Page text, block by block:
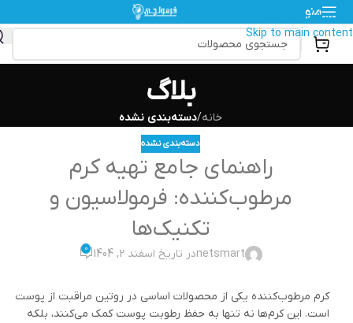
Skip to navigation
Skip to main content
منو
بلاگ
خانه/دسته‌بندی نشده
دسته‌بندی نشده
راهنمای جامع تهیه کرم
مرطوب‌کننده: فرمولاسیون و
تکنیک‌ها
netsmartدر تاریخ اسفند 2, 1404 0
کرم مرطوب‌کننده یکی از محصولات اساسی در روتین مراقبت از پوست
است. این کرم‌ها نه تنها به حفظ رطوبت پوست کمک می‌کنند، بلکه